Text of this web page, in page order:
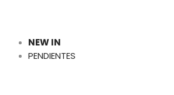
NEW IN
PENDIENTES